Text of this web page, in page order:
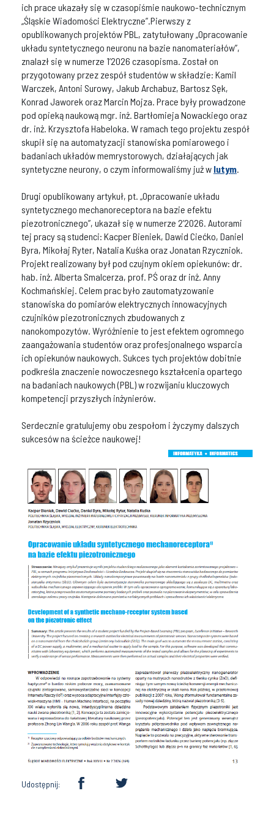
ich prace ukazały się w czasopiśmie naukowo-technicznym
„Śląskie Wiadomości Elektryczne”.Pierwszy z
opublikowanych projektów PBL, zatytułowany „Opracowanie
układu syntetycznego neuronu na bazie nanomateriałów”,
znalazł się w numerze 1’2026 czasopisma. Został on
przygotowany przez zespół studentów w składzie: Kamil
Warczek, Antoni Surowy, Jakub Archabuz, Bartosz Sęk,
Konrad Jaworek oraz Marcin Mojza. Prace były prowadzone
pod opieką naukową mgr. inż. Bartłomieja Nowackiego oraz
dr. inż. Krzysztofa Habeloka. W ramach tego projektu zespół
skupił się na automatyzacji stanowiska pomiarowego i
badaniach układów memrystorowych, działających jak
syntetyczne neurony, o czym informowaliśmy już w lutym.
Drugi opublikowany artykuł, pt. „Opracowanie układu
syntetycznego mechanoreceptora na bazie efektu
piezotronicznego”, ukazał się w numerze 2’2026. Autorami
tej pracy są studenci: Kacper Bieniek, Dawid Ciećko, Daniel
Byra, Mikołaj Ryter, Natalia Kuśka oraz Jonatan Rzyczniok.
Projekt realizowany był pod czujnym okiem opiekunów: dr.
hab. inż. Alberta Smalcerza, prof. PŚ oraz dr inż. Anny
Kochmańskiej. Celem prac było zautomatyzowanie
stanowiska do pomiarów elektrycznych innowacyjnych
czujników piezotronicznych zbudowanych z
nanokompozytów. Wyróżnienie to jest efektem ogromnego
zaangażowania studentów oraz profesjonalnego wsparcia
ich opiekunów naukowych. Sukces tych projektów dobitnie
podkreśla znaczenie nowoczesnego kształcenia opartego
na badaniach naukowych (PBL) w rozwijaniu kluczowych
kompetencji przyszłych inżynierów.
Serdecznie gratulujemy obu zespołom i życzymy dalszych
sukcesów na ścieżce naukowej!
Udostępnij: